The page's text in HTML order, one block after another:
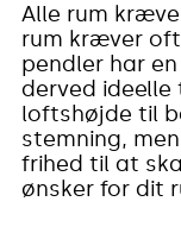
Alle rum
rum kræver
pendler har
derved
loftshøjde til
stemning,
frihed til at
ønsker for dit